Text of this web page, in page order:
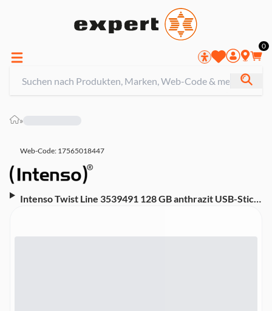
0
»
Web-Code: 17565018447
Intenso Twist Line 3539491 128 GB anthrazit USB-Stick